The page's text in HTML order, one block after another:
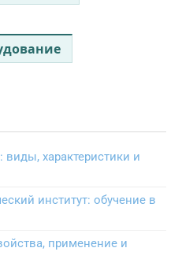
характеристики и
институт: обучение в
применение и